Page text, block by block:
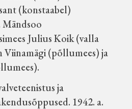
(konstaabel)
Julius Koik (valla
Viinamägi (põllumees) ja
ja
1942. a.